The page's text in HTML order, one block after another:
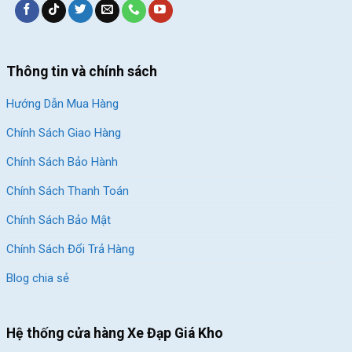
phanh đĩa với khả năng hạn chế kẹt phanh và giúp phanh thoát
kiếm hơn.
Xe Đạp Đường Phố Touring Vivente Quick 700c
là một trợ thủ đắc lực của những bạn trẻ đam mê tốc độ
Xem thêm:
Xe đạp địa hình MTB Fornix M3 26 Inch
Thông tin và chính sách
Hướng Dẫn Mua Hàng
Chính Sách Giao Hàng
Chính Sách Bảo Hành
Chính Sách Thanh Toán
Chính Sách Bảo Mật
Chính Sách Đổi Trả Hàng
Blog chia sẻ
Hệ thống cửa hàng Xe Đạp Giá Kho